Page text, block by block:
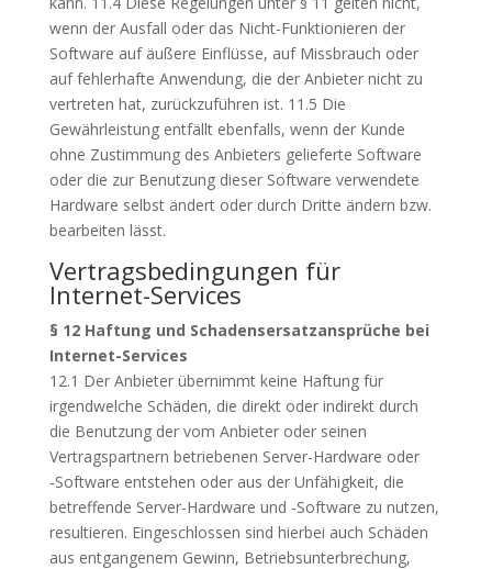
wenn der Ausfall oder das Nicht-Funktionieren der
Software auf äußere Einflüsse, auf Missbrauch oder
auf fehlerhafte Anwendung, die der Anbieter nicht zu
vertreten hat, zurückzuführen ist. 11.5 Die
Gewährleistung entfällt ebenfalls, wenn der Kunde
ohne Zustimmung des Anbieters gelieferte Software
oder die zur Benutzung dieser Software verwendete
Hardware selbst ändert oder durch Dritte ändern bzw.
bearbeiten lässt.
Vertragsbedingungen für
Internet-Services
§ 12 Haftung und Schadensersatzansprüche bei
Internet-Services
12.1 Der Anbieter übernimmt keine Haftung für
irgendwelche Schäden, die direkt oder indirekt durch
die Benutzung der vom Anbieter oder seinen
Vertragspartnern betriebenen Server-Hardware oder
‑Software entstehen oder aus der Unfähigkeit, die
betreffende Server-Hardware und ‑Software zu nutzen,
resultieren. Eingeschlossen sind hierbei auch Schäden
aus entgangenem Gewinn, Betriebsunterbrechung,